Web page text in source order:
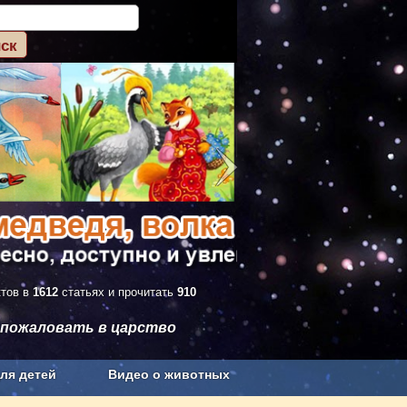
в 1612 статьях и прочитать 910
в царство
детей Видео о животных